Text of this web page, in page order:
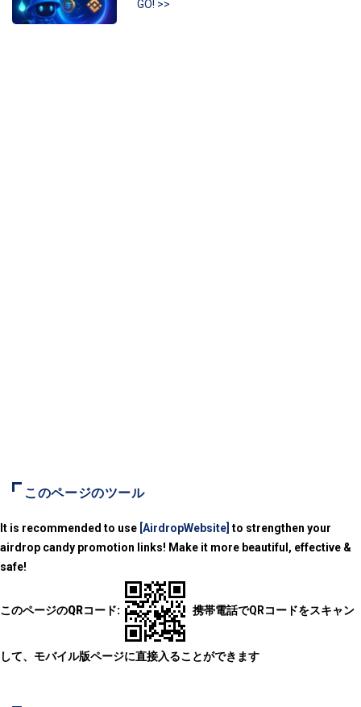
GO! >>
このページのツール
It is recommended to use [AirdropWebsite] to strengthen your
airdrop candy promotion links! Make it more beautiful, effective &
safe!
このページのQRコード: 携帯電話でQRコードをスキャン
して、モバイル版ページに直接入ることができます